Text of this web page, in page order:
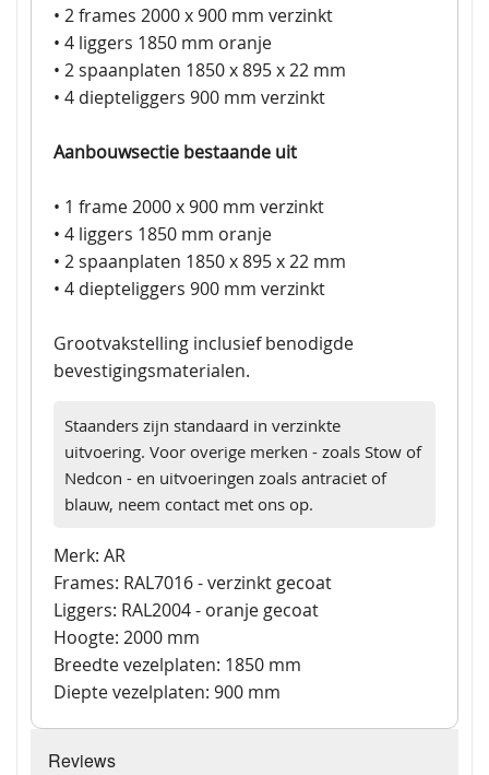
• 2 frames 2000 x 900 mm verzinkt
• 4 liggers 1850 mm oranje
• 2 spaanplaten 1850 x 895 x 22 mm
• 4 diepteliggers 900 mm verzinkt
Aanbouwsectie bestaande uit
• 1 frame 2000 x 900 mm verzinkt
• 4 liggers 1850 mm oranje
• 2 spaanplaten 1850 x 895 x 22 mm
• 4 diepteliggers 900 mm verzinkt
Grootvakstelling inclusief benodigde
bevestigingsmaterialen.
Staanders zijn standaard in verzinkte
uitvoering. Voor overige merken - zoals Stow of
Nedcon - en uitvoeringen zoals antraciet of
blauw, neem contact met ons op.
Merk: AR
Frames: RAL7016 - verzinkt gecoat
Liggers: RAL2004 - oranje gecoat
Hoogte: 2000 mm
Breedte vezelplaten: 1850 mm
Diepte vezelplaten: 900 mm
Reviews